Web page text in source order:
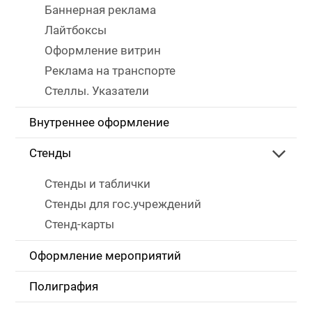
Баннерная реклама
Лайтбоксы
Оформление витрин
Реклама на транспорте
Стеллы. Указатели
Внутреннее оформление
Стенды
Стенды и таблички
Стенды для гос.учреждений
Стенд-карты
Оформление мероприятий
Полиграфия